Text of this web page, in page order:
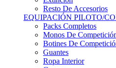
Resto De Accesorios
EQUIPACIÓN PILOTO/
Packs Completos
Monos De
Botines De
Guantes
Ropa Interior